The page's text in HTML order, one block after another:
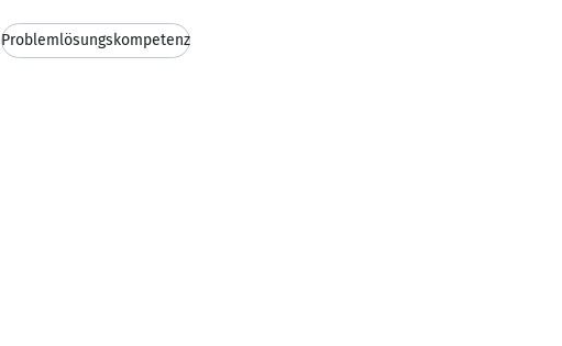
Problemlösungskompetenz